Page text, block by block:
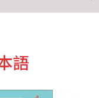
語